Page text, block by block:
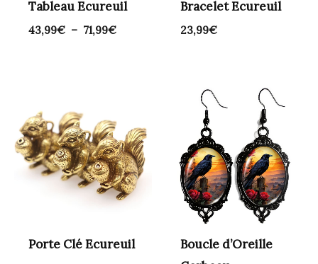
Tableau Ecureuil
43,99€ – 71,99€
Bracelet Ecureuil
23,99€
Porte Clé Ecureuil
Boucle d’Oreille